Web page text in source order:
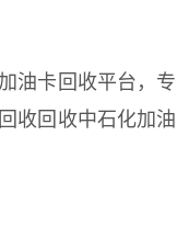
油卡回收平台，专
收回收中石化加油